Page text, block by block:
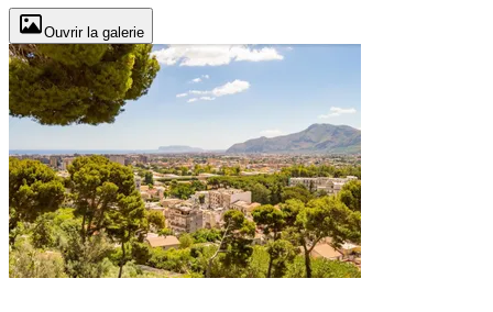
Ouvrir la galerie